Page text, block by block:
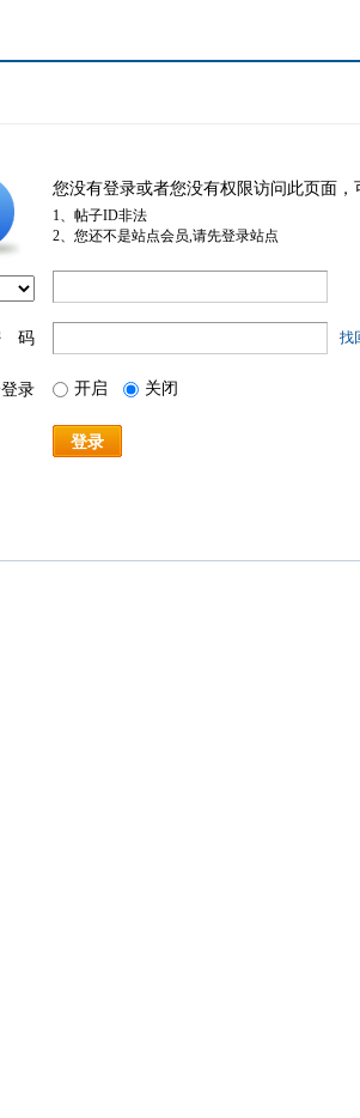
您没有登录或者您没有权限访问此页面
1、帖子ID非法
2、您还不是站点会员,请先登录站点
码 找
录 开启 关闭
登录